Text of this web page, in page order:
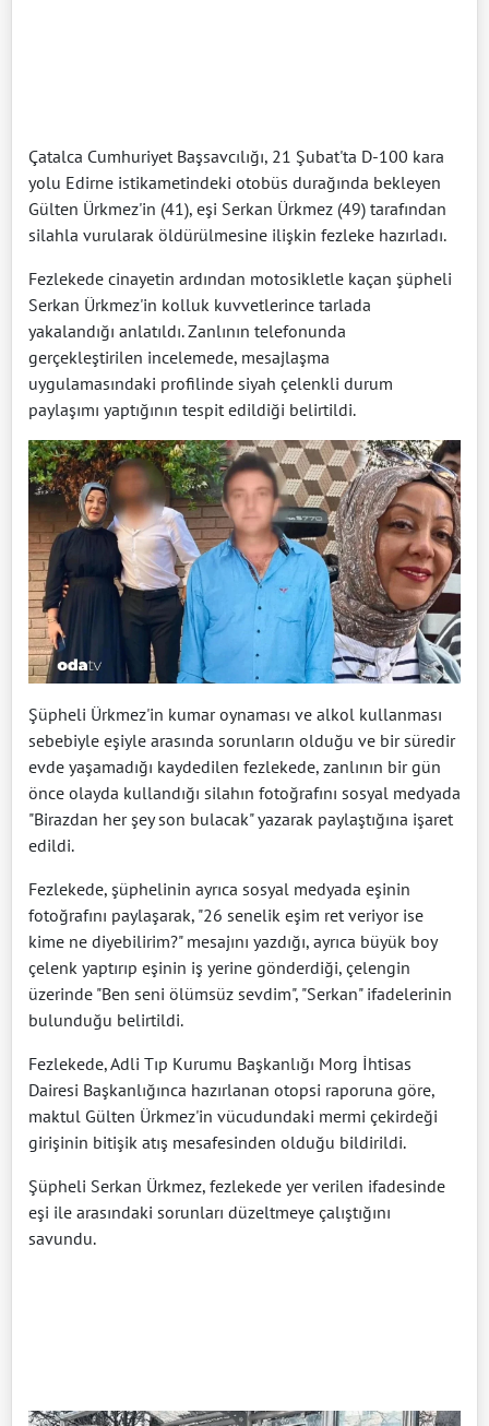
Çatalca Cumhuriyet Başsavcılığı, 21 Şubat'ta D-100 kara
yolu Edirne istikametindeki otobüs durağında bekleyen
Gülten Ürkmez'in (41), eşi Serkan Ürkmez (49) tarafından
silahla vurularak öldürülmesine ilişkin fezleke hazırladı.
Fezlekede cinayetin ardından motosikletle kaçan şüpheli
Serkan Ürkmez'in kolluk kuvvetlerince tarlada
yakalandığı anlatıldı. Zanlının telefonunda
gerçekleştirilen incelemede, mesajlaşma
uygulamasındaki profilinde siyah çelenkli durum
paylaşımı yaptığının tespit edildiği belirtildi.
Şüpheli Ürkmez'in kumar oynaması ve alkol kullanması
sebebiyle eşiyle arasında sorunların olduğu ve bir süredir
evde yaşamadığı kaydedilen fezlekede, zanlının bir gün
önce olayda kullandığı silahın fotoğrafını sosyal medyada
"Birazdan her şey son bulacak" yazarak paylaştığına işaret
edildi.
Fezlekede, şüphelinin ayrıca sosyal medyada eşinin
fotoğrafını paylaşarak, "26 senelik eşim ret veriyor ise
kime ne diyebilirim?" mesajını yazdığı, ayrıca büyük boy
çelenk yaptırıp eşinin iş yerine gönderdiği, çelengin
üzerinde "Ben seni ölümsüz sevdim", "Serkan" ifadelerinin
bulunduğu belirtildi.
Fezlekede, Adli Tıp Kurumu Başkanlığı Morg İhtisas
Dairesi Başkanlığınca hazırlanan otopsi raporuna göre,
maktul Gülten Ürkmez'in vücudundaki mermi çekirdeği
girişinin bitişik atış mesafesinden olduğu bildirildi.
Şüpheli Serkan Ürkmez, fezlekede yer verilen ifadesinde
eşi ile arasındaki sorunları düzeltmeye çalıştığını
savundu.